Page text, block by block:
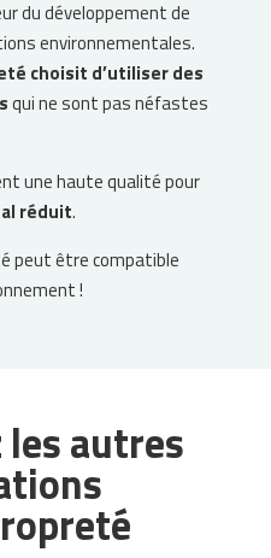
du développement de
environnementales.
choisit d’utiliser des
qui ne sont pas néfastes
une haute qualité pour
réduit.
peut être compatible
!
les autres